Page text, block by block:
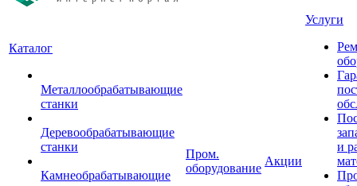
Каталог
Металлообрабатывающие
станки
Деревообрабатывающие
станки
Камнеобрабатывающие
Пром.
оборудование
Акции
Услуги
и